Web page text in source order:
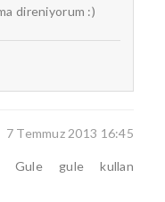
direniyorum :)
7 Temmuz 2013 16:45
Gule gule kullan